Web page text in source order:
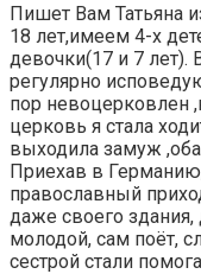
Пишет Вам Татьяна
18 лет,имеем 4-х
девочки(17 и 7 лет).
регулярно
пор невоцерковлен
церковь я стала
выходила замуж
Приехав в
православный
даже своего
молодой, сам поёт,
сестрой стали